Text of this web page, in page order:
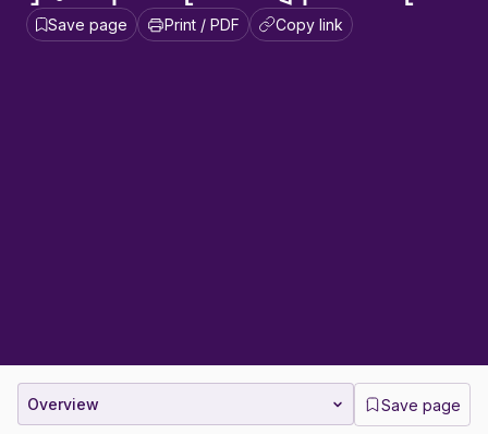
Save page Print / PDF Copy link
Overview Save page